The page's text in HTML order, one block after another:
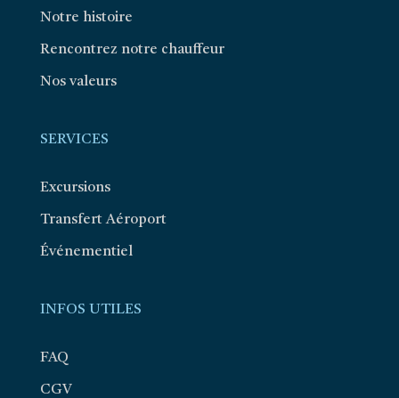
Notre histoire
Rencontrez notre chauffeur
Nos valeurs
SERVICES
Excursions
Transfert Aéroport
Événementiel
INFOS UTILES
FAQ
CGV